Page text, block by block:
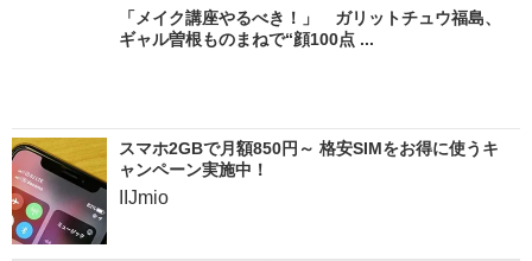
「メイク講座やるべき！」 ガリットチュウ福島、
ギャル曽根ものまねで“顔100点 ...
スマホ2GBで月額850円～ 格安SIMをお得に使うキ
ャンペーン実施中！
IIJmio